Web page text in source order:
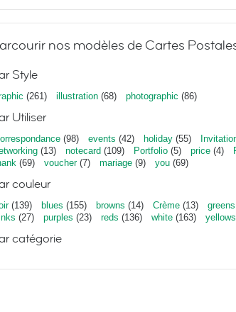
nos modèles de Cartes
Style
(261) illustration (68) photographic (86)
Utiliser
(98) events (42) holiday (55)
(13) notecard (109) Portfolio (5) price (4)
(69) voucher(7) mariage (9) you (69)
couleur
(139) blues (155) browns (14) Crème (13) greens
(27) purples (23) reds (136) white (163) yellows
catégorie